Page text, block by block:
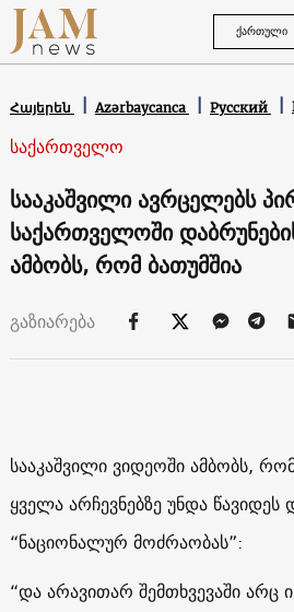
ᲥᲐᲠᲗᲣᲚᲘ
Հայերեն Azərbaycanca Русский
საქართველო
სააკაშვილი ავრცელებს
საქართველოში
ამბობს, რომ ბათუმშია
გაზიარება
სააკაშვილი ვიდეოში ამბობს,
ყველა არჩევნებზე უნდა წავიდეს
“ნაციონალურ მოძრაობას”:
“და არავითარ შემთხვევაში არც